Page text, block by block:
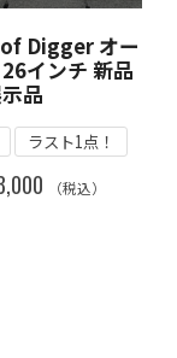
Digger オー
インチ 新品
品
ラスト1点！
（税込）